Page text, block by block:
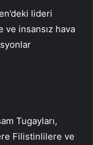
lideri
insansız hava
Tugayları,
Filistinlilere ve